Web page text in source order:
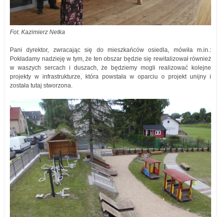
Fot. Kazimierz Netka
Pani dyrektor, zwracając się do mieszkańców osiedla, mówiła m.in.:
Pokładamy nadzieję w tym, że ten obszar będzie się rewitalizował również
w waszych sercach i duszach, że będziemy mogli realizować kolejne
projekty w infrastrukturze, która powstała w oparciu o projekt unijny i
została tutaj stworzona.